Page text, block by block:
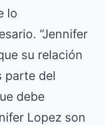
lo
“Jennifer
su relación
parte del
debe
Lopez son